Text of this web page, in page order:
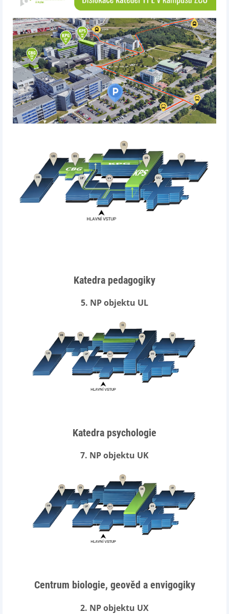
Katedra pedagogiky
5. NP objektu UL
Katedra psychologie
7. NP objektu UK
Centrum biologie, geověd a envigogiky
2. NP objektu UX